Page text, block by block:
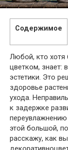
Содержимое
Любой, кто хотя
цветком, знает:
эстетики. Это
здоровье
ухода.
к задержке
этой большой,
расскажу, как